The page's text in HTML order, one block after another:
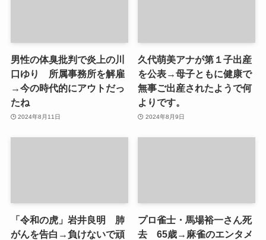
男性の体臭批判で炎上の川
口ゆり 所属事務所を解雇
→今の時代的にアウトだっ
たね
2024年8月11日
久代萌美アナが第１子出産
を公表→母子ともに健康で
無事ご出産されたようで何
よりです。
2024年8月9日
「令和の虎」岩井良明 肺
がんを告白→負けないで頑
プロ雀士・馬場裕一さん死
去 65歳→麻雀のエンタメ